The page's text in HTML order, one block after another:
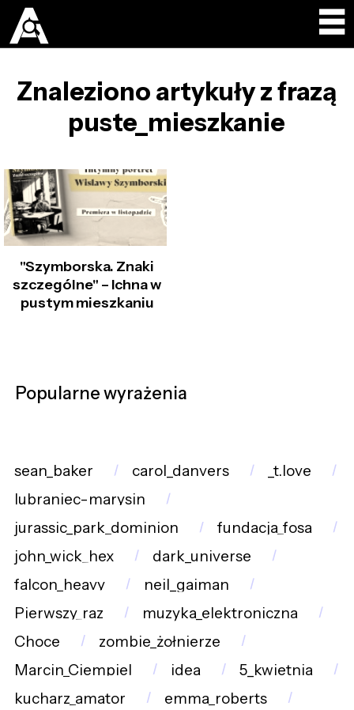
Znaleziono artykuły z frazą
puste_mieszkanie
"Szymborska. Znaki
szczególne" – Ichna w
pustym mieszkaniu
Popularne wyrażenia
sean_baker carol_danvers
_t.love
lubraniec-marysin
jurassic_park_dominion
fundacja_fosa
john_wick_hex
dark_universe
falcon_heavy
neil_gaiman
Pierwszy_raz
muzyka_elektroniczna
Choce
zombie_żołnierze
Marcin_Ciempiel
idea
5_kwietnia
kucharz_amator
emma_roberts